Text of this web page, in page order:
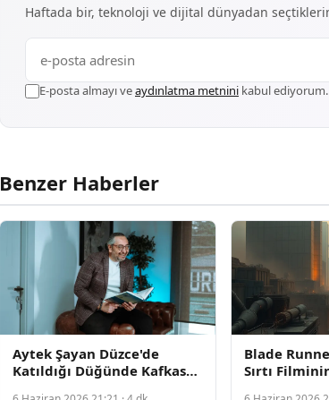
Haftada bir, teknoloji ve dijital dünyadan
E-posta almayı veaydınlatma metnini kabul ediyorum.
Benzer Haberler
Aytek Şayan Düzce'de
Katıldığı Düğünde Kafkas
Blade
Sırtı